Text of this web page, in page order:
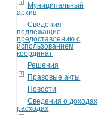
Муниципальный
архив
Сведения
подлежащие
предоставлению с
использованием
координат
Решения
Правовые акты
Новости
Сведения о доходах,
расходах